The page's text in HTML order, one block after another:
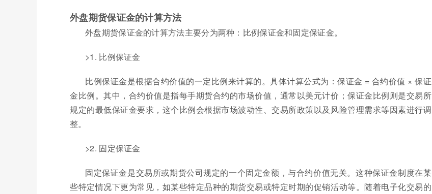
外盘期货保证金的计算方法
外盘期货保证金的计算方法主要分为两种：比例保证金和固定保证金。
>1. 比例保证金
比例保证金是根据合约价值的一定比例来计算的。具体计算公式为：保证金 = 合约价值 × 保证
金比例。其中，合约价值是指每手期货合约的市场价值，通常以美元计价；保证金比例则是交易所
规定的最低保证金要求，这个比例会根据市场波动性、交易所政策以及风险管理需求等因素进行调
整。
>2. 固定保证金
固定保证金是交易所或期货公司规定的一个固定金额，与合约价值无关。这种保证金制度在某
些特定情况下更为常见，如某些特定品种的期货交易或特定时期的促销活动等。随着电子化交易的